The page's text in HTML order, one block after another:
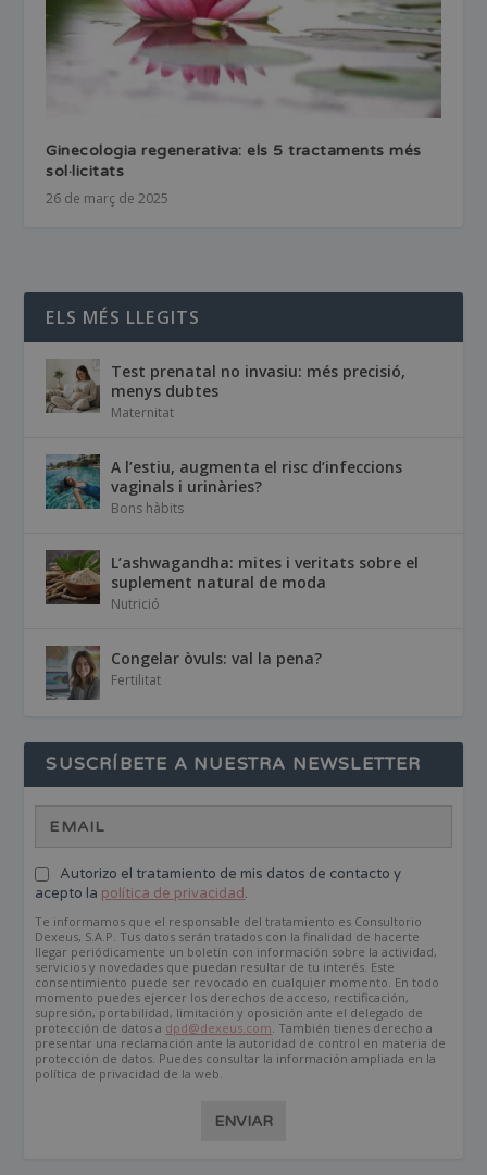
Ginecologia regenerativa: els 5 tractaments més
sol·licitats
26 de març de 2025
ELS MÉS LLEGITS
Test prenatal no invasiu: més precisió,
menys dubtes
Maternitat
A l’estiu, augmenta el risc d’infeccions
vaginals i urinàries?
Bons hàbits
L’ashwagandha: mites i veritats sobre el
suplement natural de moda
Nutrició
Congelar òvuls: val la pena?
Fertilitat
SUSCRÍBETE A NUESTRA NEWSLETTER
Autorizo el tratamiento de mis datos de contacto y
acepto la política de privacidad.
Te informamos que el responsable del tratamiento es Consultorio
Dexeus, S.A.P. Tus datos serán tratados con la finalidad de hacerte
llegar periódicamente un boletín con información sobre la actividad,
servicios y novedades que puedan resultar de tu interés. Este
consentimiento puede ser revocado en cualquier momento. En todo
momento puedes ejercer los derechos de acceso, rectificación,
supresión, portabilidad, limitación y oposición ante el delegado de
protección de datos a dpd@dexeus.com. También tienes derecho a
presentar una reclamación ante la autoridad de control en materia de
protección de datos. Puedes consultar la información ampliada en la
política de privacidad de la web.
ENVIAR